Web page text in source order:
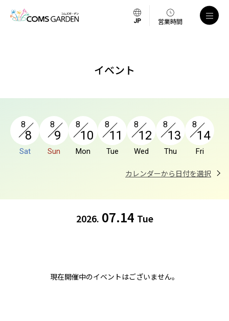
営業時間
イベント
8
8
Sat
8
9
Sun
8
10
Mon
8
11
Tue
8
12
Wed
8
13
Thu
8
14
Fri
カレンダーから日付を選択
2026. 07.14 Tue
現在開催中のイベントはございません。